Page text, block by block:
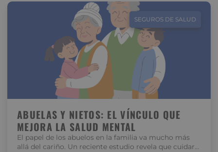
SEGUROS DE SALUD
ABUELAS Y NIETOS: EL VÍNCULO QUE
MEJORA LA SALUD MENTAL
El papel de los abuelos en la familia va mucho más
allá del cariño. Un reciente estudio revela que cuidar…